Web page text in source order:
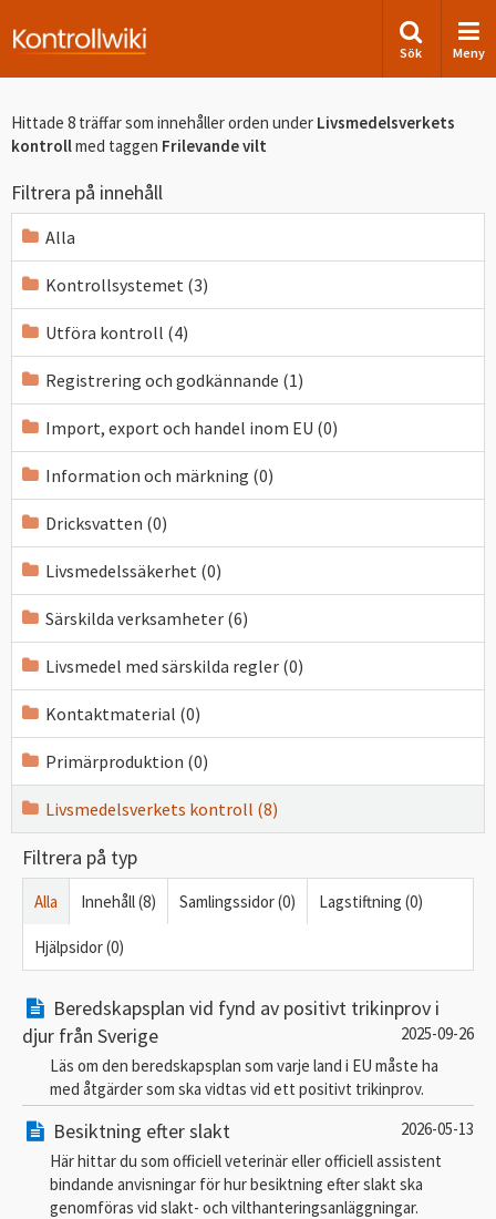
Sök Meny
Hittade 8 träffar som innehåller orden under Livsmedelsverkets
kontrollmed taggen Frilevande vilt
Filtrera på innehåll
Alla
Kontrollsystemet (3)
Utföra kontroll (4)
Registrering och godkännande (1)
Import, export och handel inom EU (0)
Information och märkning (0)
Dricksvatten (0)
Livsmedelssäkerhet (0)
Särskilda verksamheter (6)
Livsmedel med särskilda regler (0)
Kontaktmaterial (0)
Primärproduktion (0)
Livsmedelsverkets kontroll (8)
Filtrera på typ
Alla Innehåll (8) Samlingssidor (0) Lagstiftning (0)
Hjälpsidor (0)
Beredskapsplan vid fynd av positivt trikinprov i
djur från Sverige
2025-09-26
Läs om den beredskapsplan som varje land i EU måste ha
med åtgärder som ska vidtas vid ett positivt trikinprov.
Besiktning efter slakt
2026-05-13
Här hittar du som officiell veterinär eller officiell assistent
bindande anvisningar för hur besiktning efter slakt ska
genomföras vid slakt- och vilthanteringsanläggningar.